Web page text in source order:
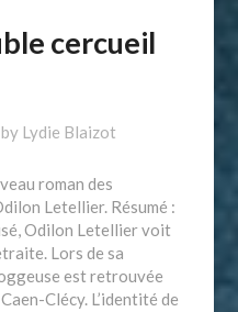
cercueil
by Lydie Blaizot
roman des
Letellier. Résumé :
Odilon Letellier voit
Lors de sa
est retrouvée
Clécy. L’identité de